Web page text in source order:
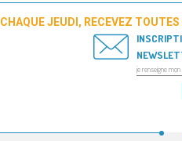
CHAQUE JEUDI, RECEVEZ